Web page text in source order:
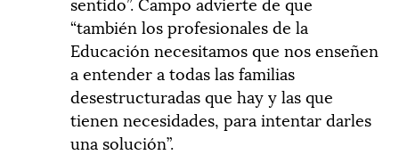
“también los profesionales de la
Educación necesitamos que nos enseñen
a entender a todas las familias
desestructuradas que hay y las que
tienen necesidades, para intentar darles
una solución”.